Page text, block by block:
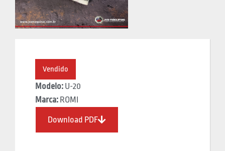
Vendido
Modelo: U-20
Marca: ROMI
Download PDF